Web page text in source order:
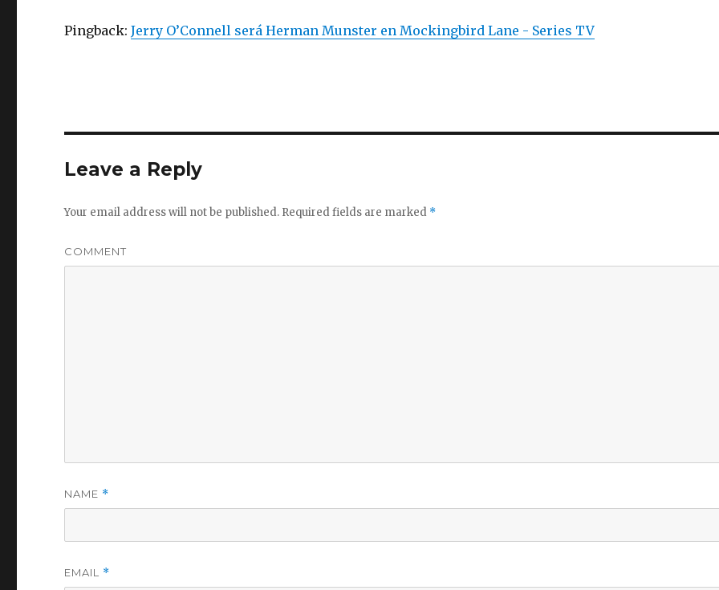
Pingback:Jerry O’Connell será Herman Munster en Mockingbird Lane - Series TV
Leave a Reply
Your email address will not be published. Required fields are marked *
COMMENT
NAME *
EMAIL *